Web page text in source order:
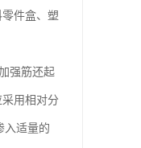
件盒、塑
强筋还起
用相对分
入适量的